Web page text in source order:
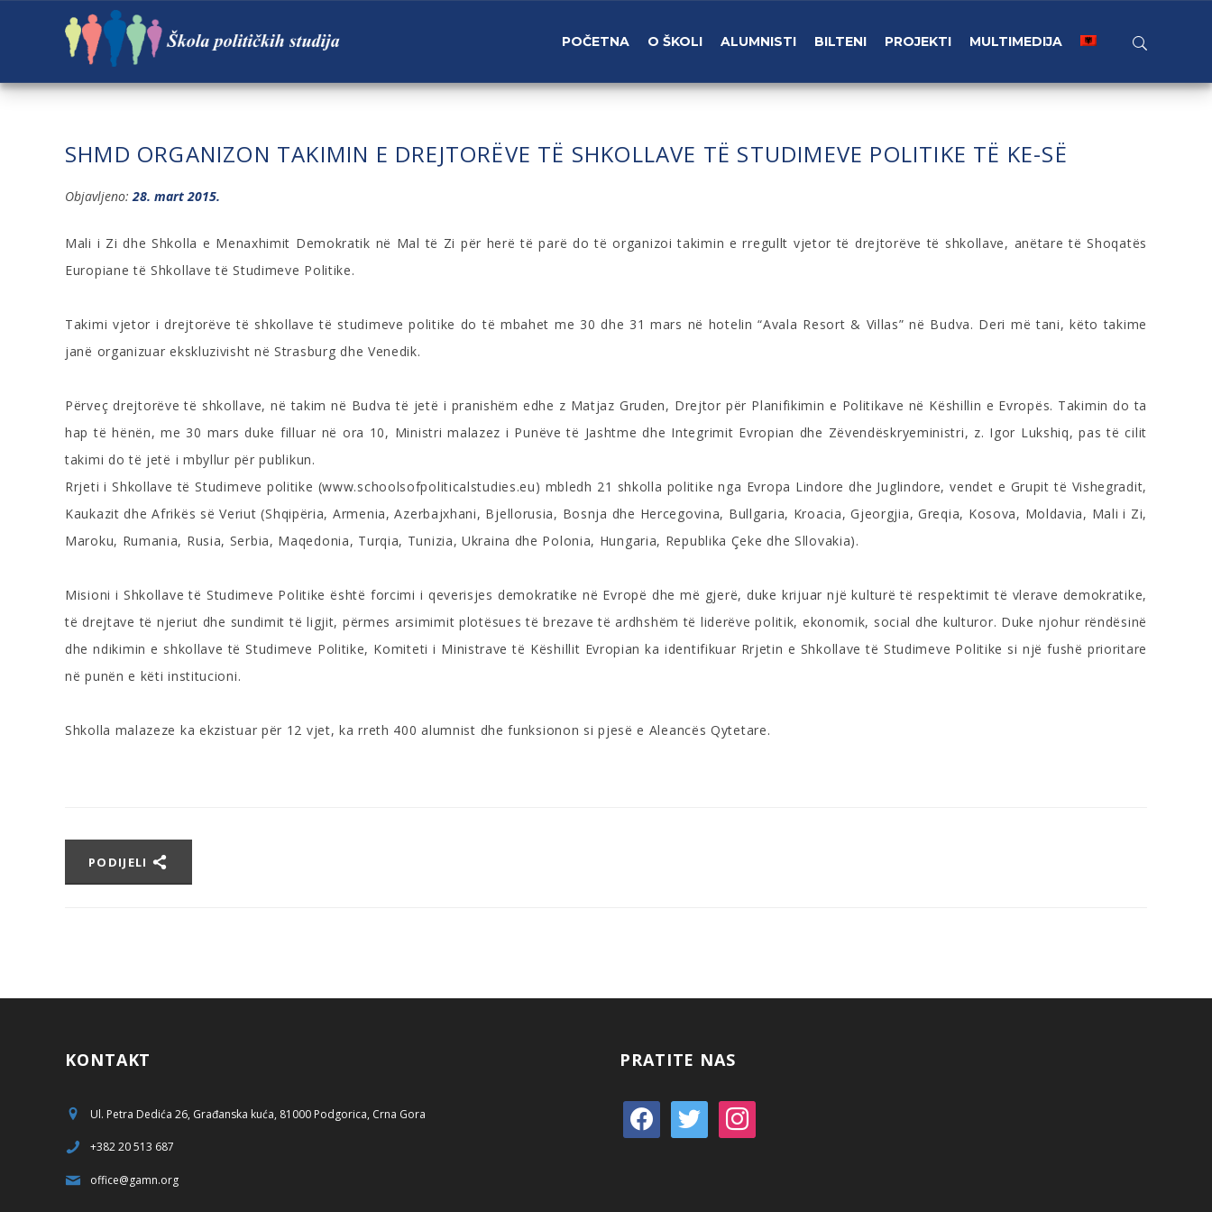
POČETNA O ŠKOLI ALUMNISTI BILTENI PROJEKTI MULTIMEDIJA
SHMD ORGANIZON TAKIMIN E DREJTORËVE TË SHKOLLAVE TË STUDIMEVE POLITIKE TË KE-SË
Objavljeno: 28. mart 2015.
Mali i Zi dhe Shkolla e Menaxhimit Demokratik në Mal të Zi për herë të parë do të organizoi takimin e rregullt vjetor të drejtorëve të shkollave, anëtare të Shoqatës
Europiane të Shkollave të Studimeve Politike.
Takimi vjetor i drejtorëve të shkollave të studimeve politike do të mbahet me 30 dhe 31 mars në hotelin “Avala Resort & Villas” në Budva. Deri më tani, këto takime
janë organizuar ekskluzivisht në Strasburg dhe Venedik.
Përveç drejtorëve të shkollave, në takim në Budva të jetë i pranishëm edhe z Matjaz Gruden, Drejtor për Planifikimin e Politikave në Këshillin e Evropës. Takimin do ta
hap të hënën, me 30 mars duke filluar në ora 10, Ministri malazez i Punëve të Jashtme dhe Integrimit Evropian dhe Zëvendëskryeministri, z. Igor Lukshiq, pas të cilit
takimi do të jetë i mbyllur për publikun.
Rrjeti i Shkollave të Studimeve politike (www.schoolsofpoliticalstudies.eu) mbledh 21 shkolla politike nga Evropa Lindore dhe Juglindore, vendet e Grupit të Vishegradit,
Kaukazit dhe Afrikës së Veriut (Shqipëria, Armenia, Azerbajxhani, Bjellorusia, Bosnja dhe Hercegovina, Bullgaria, Kroacia, Gjeorgjia, Greqia, Kosova, Moldavia, Mali i Zi,
Maroku, Rumania, Rusia, Serbia, Maqedonia, Turqia, Tunizia, Ukraina dhe Polonia, Hungaria, Republika Çeke dhe Sllovakia).
Misioni i Shkollave të Studimeve Politike është forcimi i qeverisjes demokratike në Evropë dhe më gjerë, duke krijuar një kulturë të respektimit të vlerave demokratike,
të drejtave të njeriut dhe sundimit të ligjit, përmes arsimimit plotësues të brezave të ardhshëm të liderëve politik, ekonomik, social dhe kulturor. Duke njohur rëndësinë
dhe ndikimin e shkollave të Studimeve Politike, Komiteti i Ministrave të Këshillit Evropian ka identifikuar Rrjetin e Shkollave të Studimeve Politike si një fushë prioritare
në punën e këti institucioni.
Shkolla malazeze ka ekzistuar për 12 vjet, ka rreth 400 alumnist dhe funksionon si pjesë e Aleancës Qytetare.
PODIJELI
KONTAKT
Ul. Petra Dedića 26, Građanska kuća, 81000 Podgorica, Crna Gora
+382 20 513 687
office@gamn.org
PRATITE NAS